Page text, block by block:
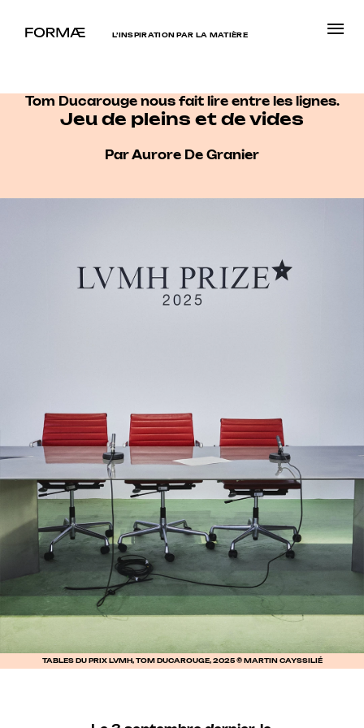
L’INSPIRATION PAR LA MATIÈRE
Tom Ducarouge nous fait lire entre les lignes.
Jeu de pleins et de vides
Par Aurore De Granier
TABLES DU PRIX LVMH, TOM DUCAROUGE, 2025 © MARTIN CAYSSILIÉ